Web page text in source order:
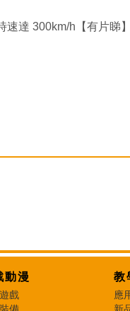
速達 300km/h【有片睇
動漫
戲
教
應